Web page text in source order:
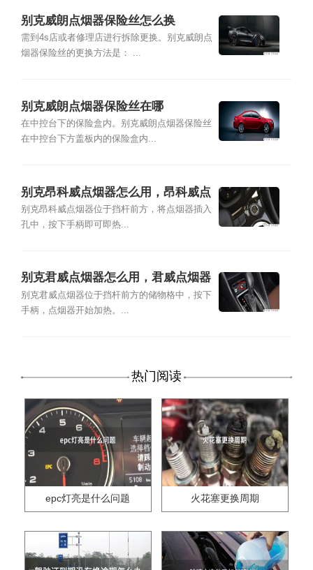
别克威朗点烟器保险丝怎么换
需到4s店或者修理店进行拆除更换。别克威朗点
烟器保险丝的更换方法是： ...
别克威朗点烟器保险丝在哪
在中控台下的保险盒内。别克威朗点烟器保险丝
在中控台下方盖板内的保险盒内...
别克昂科威点烟器怎么用，昂科威点
烟器保险丝位置
别克昂科威点烟器位于挡杆前方，将点烟器插入
孔中，按下手柄即可即热...
别克君威点烟器怎么用，君威点烟器
保险丝位置
别克君威点烟器位于挡杆前方的储物格中，按下
手柄，点烟器开始加热。...
热门阅读
epc灯亮是什么问题 火花塞更换周期